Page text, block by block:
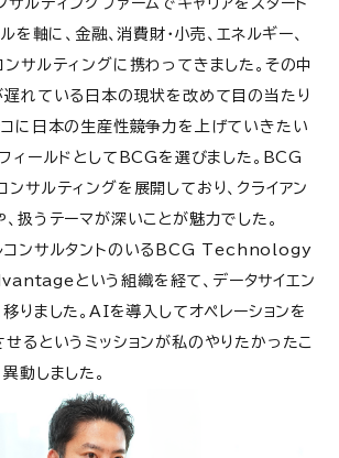
ルティングファームでキャリアをスタート
を軸に、金融、消費財・小売、エネルギー、
サルティングに携わってきました。その中
遅れている日本の現状を改めて目の当たり
コに日本の生産性競争力を上げていきたい
ィールドとしてBCGを選びました。BCG
サルティングを展開しており、クライアン
、扱うテーマが深いことが魅力でした。
コンサルタントのいるBCG Technology
という組織を経て、データサイエン
りました。AIを導入してオペレーションを
せるというミッションが私のやりたかったこ
動しました。